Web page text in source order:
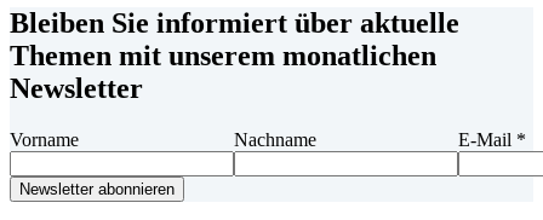
Bleiben Sie informiert über aktuelle
Themen mit unserem monatlichen
Newsletter
Vorname Nachname E-Mail *